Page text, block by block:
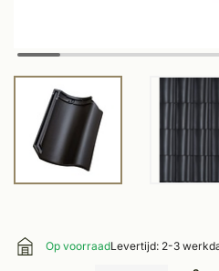
Op voorraadLevertijd: 2-3